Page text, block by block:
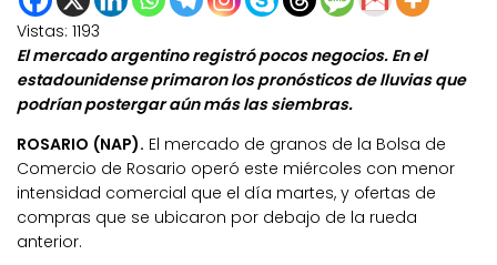
Vistas: 1193
El mercado argentino registró pocos negocios. En el
estadounidense primaron los pronósticos de lluvias que
podrían postergar aún más las siembras.
ROSARIO (NAP). El mercado de granos de la Bolsa de
Comercio de Rosario operó este miércoles con menor
intensidad comercial que el día martes, y ofertas de
compras que se ubicaron por debajo de la rueda
anterior.